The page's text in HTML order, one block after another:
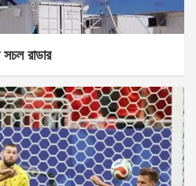
রাডার